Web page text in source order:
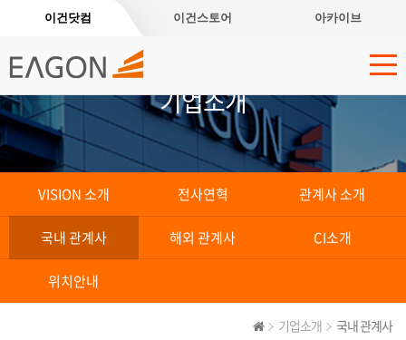
이건닷컴 이건스토어 아카이브
기업소개
VISION 소개 전사연혁 관계사 소개
국내 관계사 해외 관계사 CI소개
위치안내
기업소개 국내 관계사